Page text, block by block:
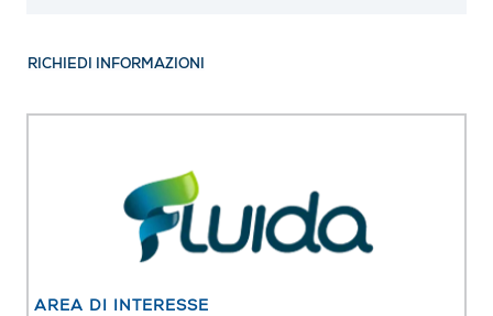
RICHIEDI INFORMAZIONI
AREA DI INTERESSE